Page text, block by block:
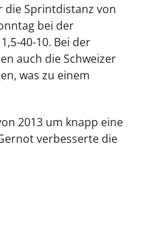
die Sprintdistanz von
bei der
40-10. Bei der
auch die Schweizer
was zu einem
2013 um knapp eine
verbesserte die